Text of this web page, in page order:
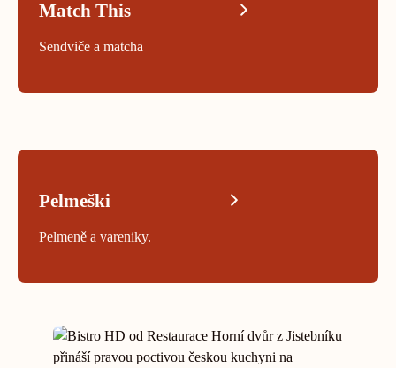
Match This
Sendviče a matcha
Pelmeški
Pelmeně a vareniky.